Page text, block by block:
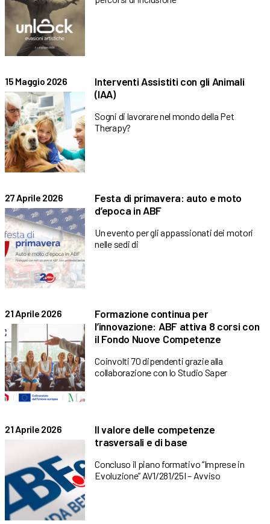
15 Maggio 2026
Interventi Assistiti con gli Animali
(IAA)
Sogni di lavorare nel mondo della Pet
Therapy?
27 Aprile 2026
Festa di primavera: auto e moto
d’epoca in ABF
Un evento per gli appassionati dei motori
nelle sedi di
21 Aprile 2026
Formazione continua per
l’innovazione: ABF attiva 8 corsi con
il Fondo Nuove Competenze
Coinvolti 70 dipendenti grazie alla
collaborazione con lo Studio Saper
21 Aprile 2026
Il valore delle competenze
trasversali e di base
Concluso il piano formativo “Imprese in
Evoluzione” AV1/281/25I – Avviso